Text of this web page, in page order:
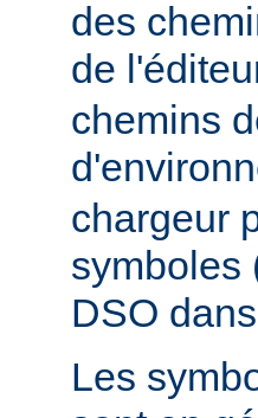
des
de
chemins
chargeur
symboles
DSO
Les